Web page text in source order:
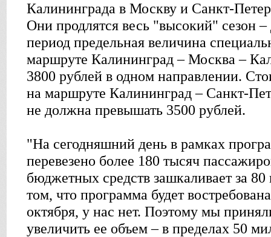
Калининграда в Москву и Санкт-
Они продлятся весь "высокий" сезон –
период предельная величина
маршруте Калининград – Москва –
3800 рублей в одном направлении.
на маршруте Калининград – Санкт-
не должна превышать 3500 рублей.
"На сегодняшний день в рамках
перевезено более 180 тысяч
бюджетных средств зашкаливает за
том, что программа будет
октября, у нас нет. Поэтому мы
увеличить ее объем – в пределах 50